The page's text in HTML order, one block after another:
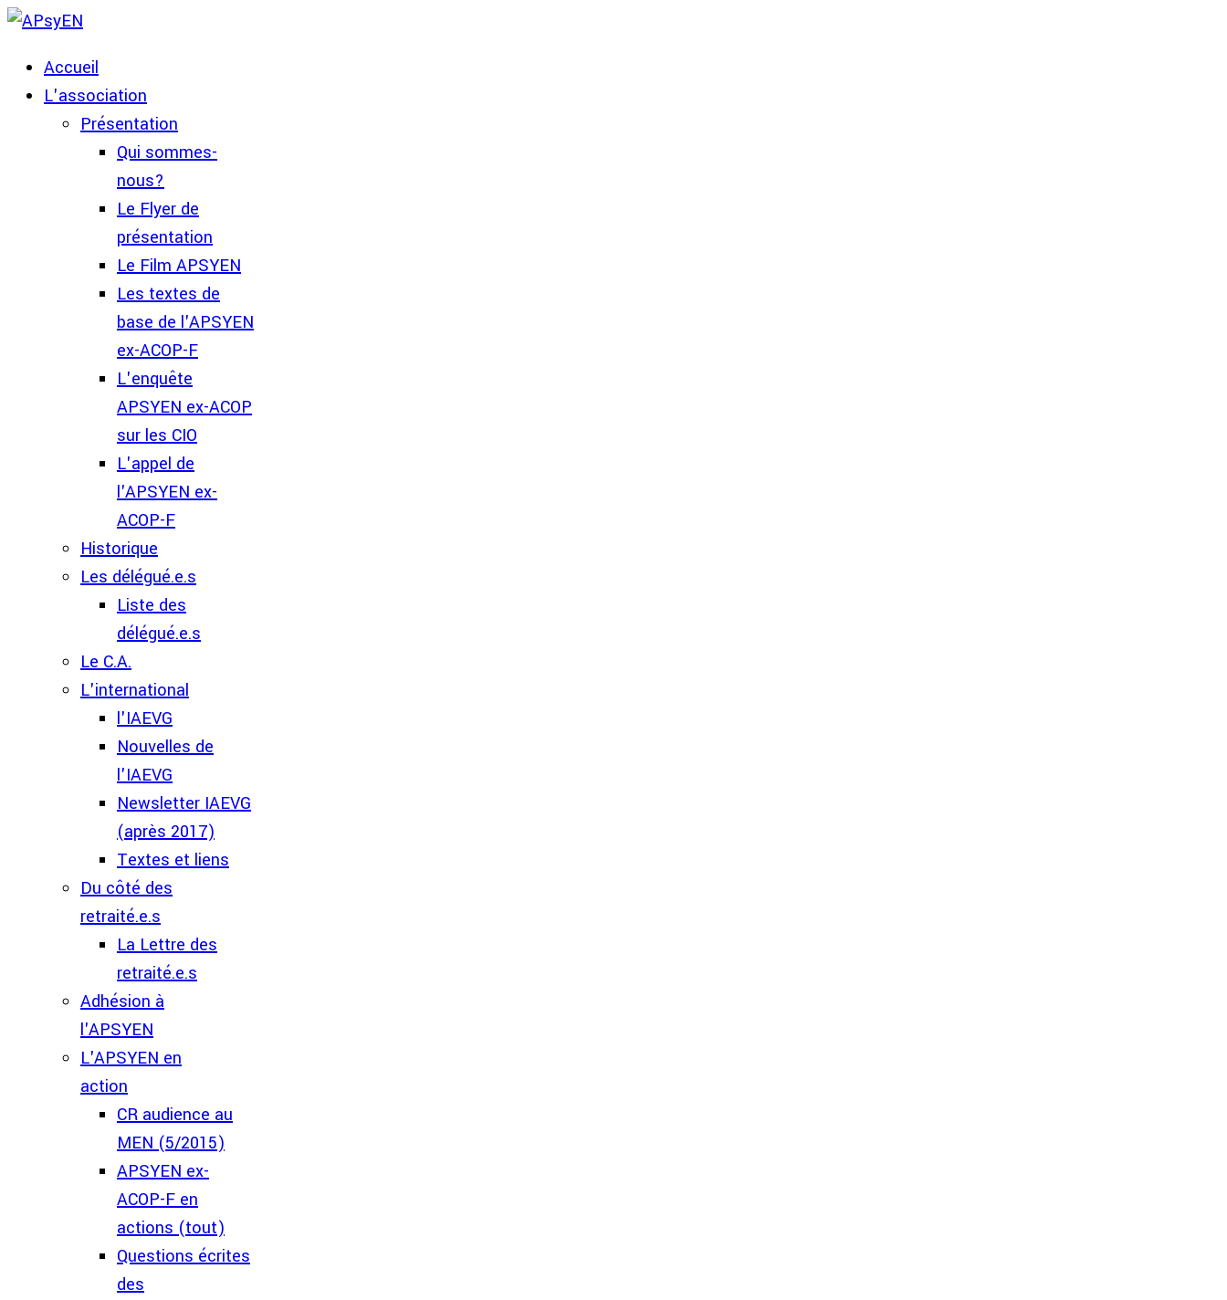
Accueil
L'association
Présentation
Qui sommes-
nous?
Le Flyer de
présentation
Le Film APSYEN
Les textes de
base de l'APSYEN
ex-ACOP-F
L'enquête
APSYEN ex-ACOP
sur les CIO
L'appel de
l'APSYEN ex-
ACOP-F
Historique
Les délégué.e.s
Liste des
délégué.e.s
Le C.A.
L'international
l'IAEVG
Nouvelles de
l'IAEVG
Newsletter IAEVG
(après 2017)
Textes et liens
Du côté des
retraité.e.s
La Lettre des
retraité.e.s
Adhésion à
l'APSYEN
L'APSYEN en
action
CR audience au
MEN (5/2015)
APSYEN ex-
ACOP-F en
actions (tout)
Questions écrites
des